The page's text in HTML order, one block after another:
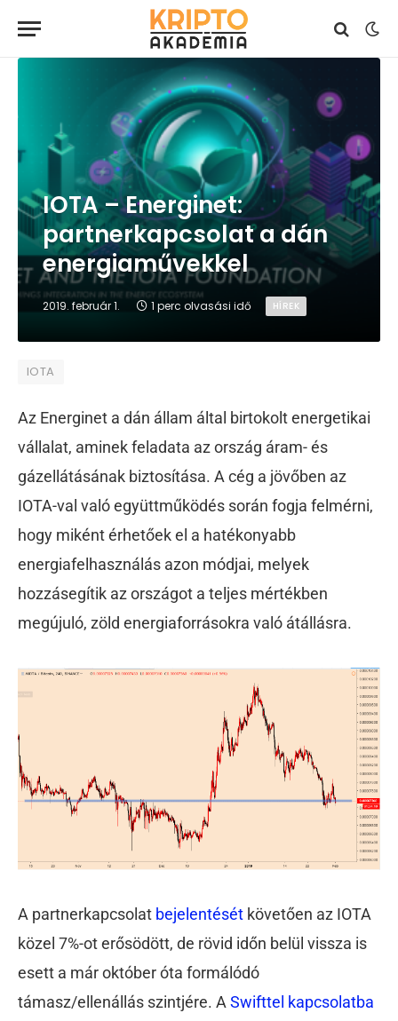
IOTA – Energinet:
partnerkapcsolat a dán
energiaművekkel
2019. február 1. 1 perc olvasási idő HÍREK
IOTA
Az Energinet a dán állam által birtokolt energetikai
vállalat, aminek feladata az ország áram- és
gázellátásának biztosítása. A cég a jövőben az
IOTA-val való együttműködés során fogja felmérni,
hogy miként érhetőek el a hatékonyabb
energiafelhasználás azon módjai, melyek
hozzásegítik az országot a teljes mértékben
megújuló, zöld energiaforrásokra való átállásra.
A partnerkapcsolat bejelentését követően az IOTA
közel 7%-ot erősödött, de rövid időn belül vissza is
esett a már október óta formálódó
támasz/ellenállás szintjére. A Swifttel kapcsolatba